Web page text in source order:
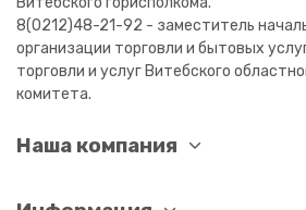
Наша компания
8(0212)48-21-92 - заместитель
организации торговли и бытовых
торговли и услуг Витебского
комитета.